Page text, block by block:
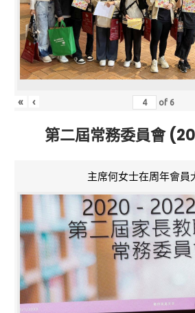
« ‹ of 6
第二屆常務委員會
主席何女士在周年會員